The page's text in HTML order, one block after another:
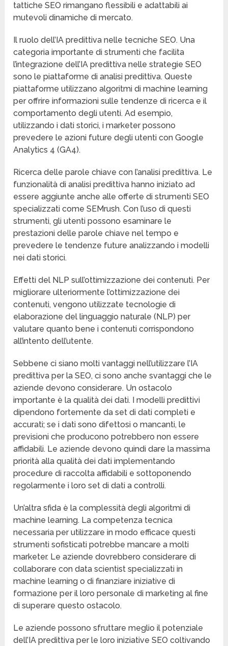
tattiche SEO rimangano flessibili e adattabili ai
mutevoli dinamiche di mercato.
Il ruolo dell’IA predittiva nelle tecniche SEO. Una
categoria importante di strumenti che facilita
l’integrazione dell’IA predittiva nelle strategie SEO
sono le piattaforme di analisi predittiva. Queste
piattaforme utilizzano algoritmi di machine learning
per offrire informazioni sulle tendenze di ricerca e il
comportamento degli utenti. Ad esempio,
utilizzando i dati storici, i marketer possono
prevedere le azioni future degli utenti con Google
Analytics 4 (GA4).
Ricerca delle parole chiave con l’analisi predittiva. Le
funzionalità di analisi predittiva hanno iniziato ad
essere aggiunte anche alle offerte di strumenti SEO
specializzati come SEMrush. Con l’uso di questi
strumenti, gli utenti possono esaminare le
prestazioni delle parole chiave nel tempo e
prevedere le tendenze future analizzando i modelli
nei dati storici.
Effetti del NLP sull’ottimizzazione dei contenuti. Per
migliorare ulteriormente l’ottimizzazione dei
contenuti, vengono utilizzate tecnologie di
elaborazione del linguaggio naturale (NLP) per
valutare quanto bene i contenuti corrispondono
all’intento dell’utente.
Sebbene ci siano molti vantaggi nell’utilizzare l’IA
predittiva per la SEO, ci sono anche svantaggi che le
aziende devono considerare. Un ostacolo
importante è la qualità dei dati. I modelli predittivi
dipendono fortemente da set di dati completi e
accurati; se i dati sono difettosi o mancanti, le
previsioni che producono potrebbero non essere
affidabili. Le aziende devono quindi dare la massima
priorità alla qualità dei dati implementando
procedure di raccolta affidabili e sottoponendo
regolarmente i loro set di dati a controlli.
Un’altra sfida è la complessità degli algoritmi di
machine learning. La competenza tecnica
necessaria per utilizzare in modo efficace questi
strumenti sofisticati potrebbe mancare a molti
marketer. Le aziende dovrebbero considerare di
collaborare con data scientist specializzati in
machine learning o di finanziare iniziative di
formazione per il loro personale di marketing al fine
di superare questo ostacolo.
Le aziende possono sfruttare meglio il potenziale
dell’IA predittiva per le loro iniziative SEO coltivando